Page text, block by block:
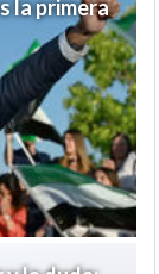
la primera